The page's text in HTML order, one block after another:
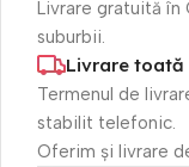
Livrare gratuită în
suburbii.
Livrare toată
Termenul de
stabilit telefonic.
Oferim și livrare